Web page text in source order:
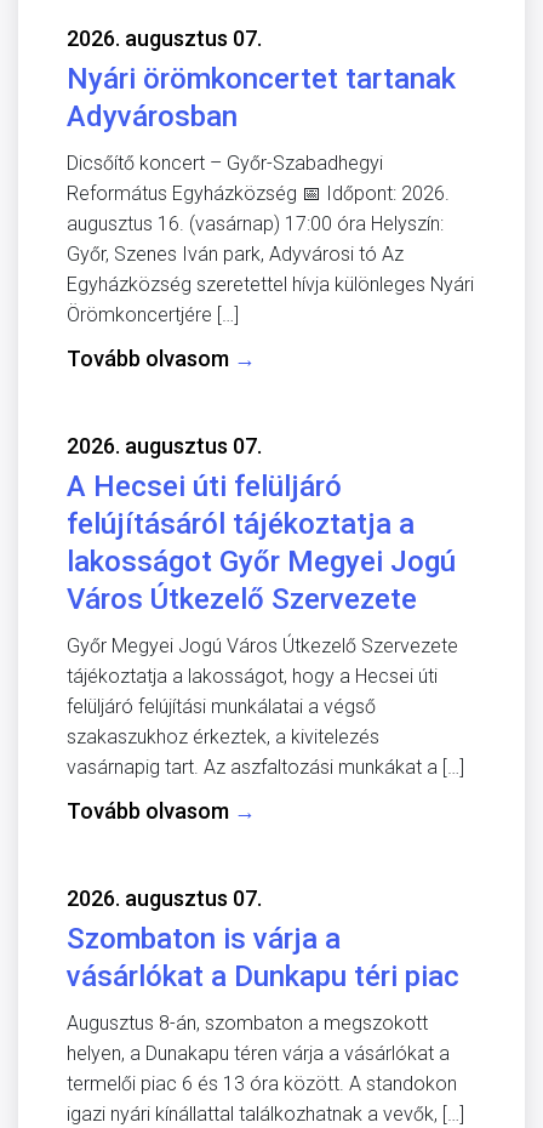
2026. augusztus 07.
Nyári örömkoncertet tartanak
Adyvárosban
Dicsőítő koncert – Győr-Szabadhegyi
Református Egyházközség 📅 Időpont: 2026.
augusztus 16. (vasárnap) 17:00 óra Helyszín:
Győr, Szenes Iván park, Adyvárosi tó Az
Egyházközség szeretettel hívja különleges Nyári
Örömkoncertjére […]
Tovább olvasom →
2026. augusztus 07.
A Hecsei úti felüljáró
felújításáról tájékoztatja a
lakosságot Győr Megyei Jogú
Város Útkezelő Szervezete
Győr Megyei Jogú Város Útkezelő Szervezete
tájékoztatja a lakosságot, hogy a Hecsei úti
felüljáró felújítási munkálatai a végső
szakaszukhoz érkeztek, a kivitelezés
vasárnapig tart. Az aszfaltozási munkákat a […]
Tovább olvasom →
2026. augusztus 07.
Szombaton is várja a
vásárlókat a Dunkapu téri piac
Augusztus 8-án, szombaton a megszokott
helyen, a Dunakapu téren várja a vásárlókat a
termelői piac 6 és 13 óra között. A standokon
igazi nyári kínállattal találkozhatnak a vevők, […]